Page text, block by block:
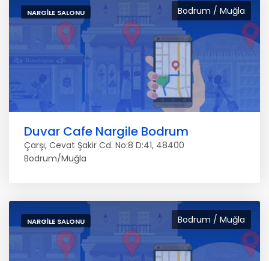
Bodrum / Muğla
NARGILE SALONU
Duvar Cafe Nargile Bodrum
Çarşı, Cevat Şakir Cd. No:8 D:41, 48400
Bodrum/Muğla
Bodrum / Muğla
NARGILE SALONU